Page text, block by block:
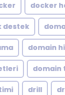
docker
destek
domain
domain
drill